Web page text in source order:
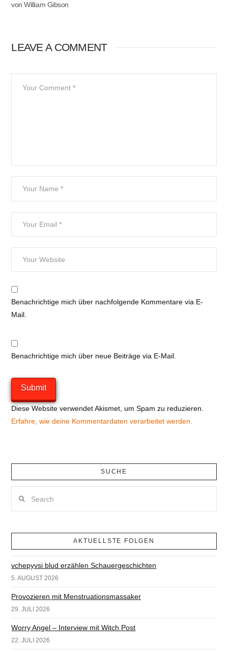
von William Gibson
LEAVE A COMMENT
Benachrichtige mich über nachfolgende Kommentare via E-
Mail.
Benachrichtige mich über neue Beiträge via E-Mail.
Diese Website verwendet Akismet, um Spam zu reduzieren.
Erfahre, wie deine Kommentardaten verarbeitet werden.
SUCHE
AKTUELLSTE FOLGEN
vchepyvsi blud erzählen Schauergeschichten
5. AUGUST 2026
Provozieren mit Menstruationsmassaker
29. JULI 2026
Worry Angel – Interview mit Witch Post
22. JULI 2026